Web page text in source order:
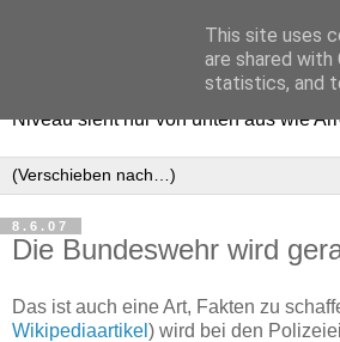
Haltungsturnen
Niveau sieht nur von unten aus wie
8.6.07
Die Bundeswehr wird
Das ist auch eine Art, Fakten zu
Wikipediaartikel ) wird bei den
This site uses
are shared
statistics, and